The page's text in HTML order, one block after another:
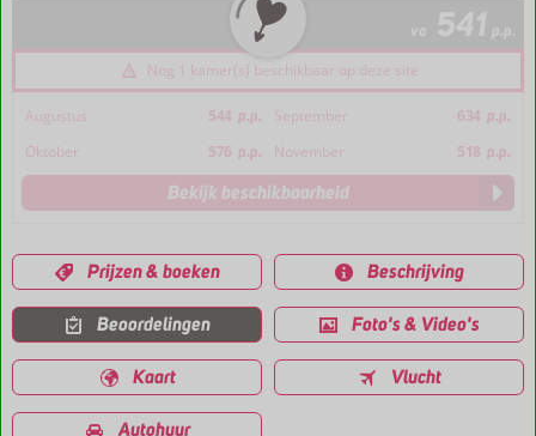
va 541 p.p.
Nog 1 kamer(s) beschikbaar op deze site
Augustus 544 p.p. September 634 p.p.
Oktober
576 p.p. November 518 p.p.
Bekijk beschikbaarheid
Prijzen & boeken Beschrijving
Beoordelingen Foto's & Video's
Kaart Vlucht
Autohuur